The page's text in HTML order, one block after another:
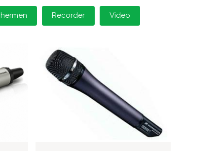
Recorder Video